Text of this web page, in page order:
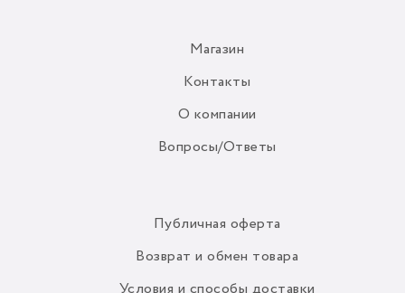
Магазин
Контакты
О компании
Вопросы/Ответы
Публичная оферта
Возврат и обмен товара
Условия и способы доставки